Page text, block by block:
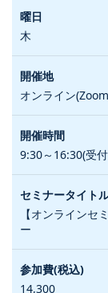
木
オンライン
9:30～16:30(受
【オンラインセ
ー
14,300